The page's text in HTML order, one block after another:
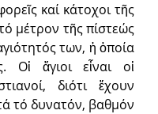
καί κάτοχοι τῆς
μέτρον τῆς πίστεώς
των, ἡ ὁποία
Οἱ ἅγιοι εἶναι οἱ
διότι ἔχουν
τό δυνατόν, βαθμόν